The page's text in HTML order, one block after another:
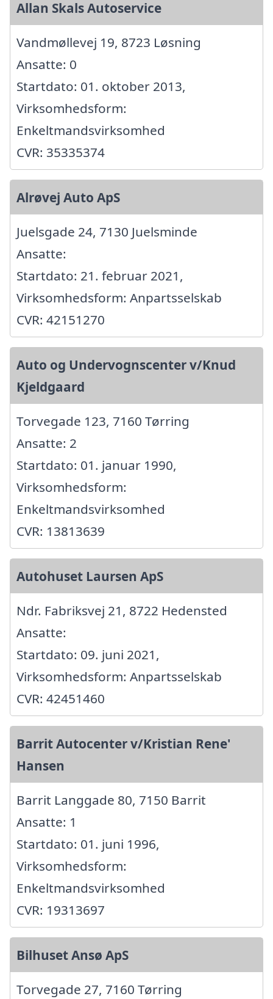
Allan Skals Autoservice
Vandmøllevej 19, 8723 Løsning
Ansatte: 0
Startdato: 01. oktober 2013,
Virksomhedsform:
Enkeltmandsvirksomhed
CVR: 35335374
Alrøvej Auto ApS
Juelsgade 24, 7130 Juelsminde
Ansatte:
Startdato: 21. februar 2021,
Virksomhedsform: Anpartsselskab
CVR: 42151270
Auto og Undervognscenter v/Knud
Kjeldgaard
Torvegade 123, 7160 Tørring
Ansatte: 2
Startdato: 01. januar 1990,
Virksomhedsform:
Enkeltmandsvirksomhed
CVR: 13813639
Autohuset Laursen ApS
Ndr. Fabriksvej 21, 8722 Hedensted
Ansatte:
Startdato: 09. juni 2021,
Virksomhedsform: Anpartsselskab
CVR: 42451460
Barrit Autocenter v/Kristian Rene'
Hansen
Barrit Langgade 80, 7150 Barrit
Ansatte: 1
Startdato: 01. juni 1996,
Virksomhedsform:
Enkeltmandsvirksomhed
CVR: 19313697
Bilhuset Ansø ApS
Torvegade 27, 7160 Tørring